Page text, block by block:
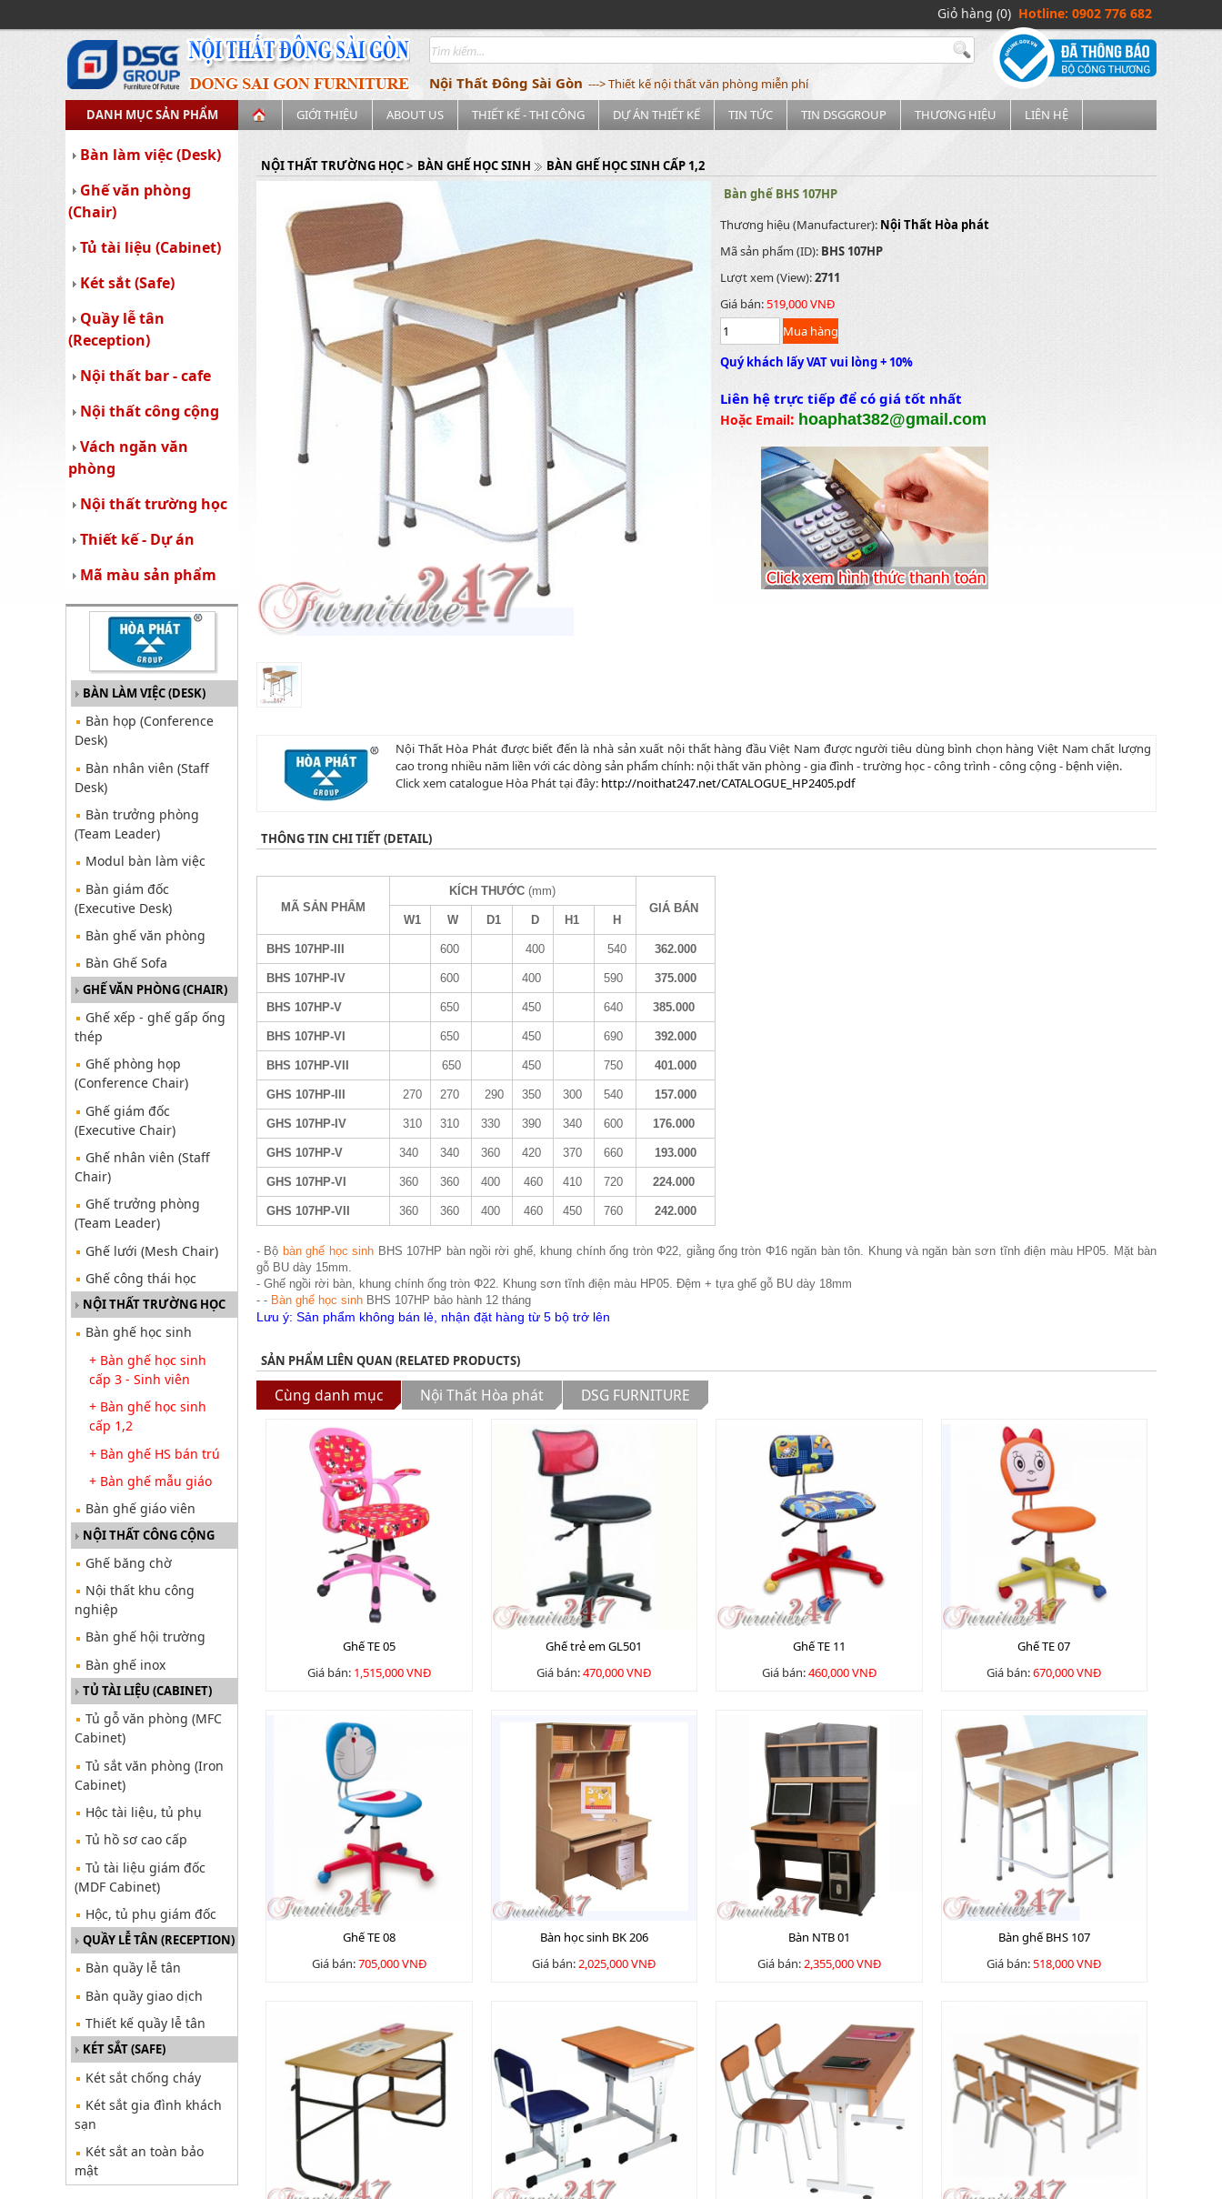
Giỏ hàng (0) Hotline: 0902 776 682
Nội Thất Đông Sài Gòn ---> Thiết kế nội thất văn phòng miễn phí
GIỚI THIỆU
ABOUT US THIẾT KẾ - THI CÔNG DỰ ÁN THIẾT KẾ TIN TỨC TIN DSGGROUP THƯƠNG HIỆU LIÊN HỆ
DANH MỤC SẢN PHẨM
Bàn làm việc (Desk)
Ghế văn phòng
(Chair)
Tủ tài liệu (Cabinet)
Két sắt (Safe)
Quầy lễ tân
(Reception)
Nội thất bar - cafe
Nội thất công cộng
Vách ngăn văn
phòng
Nội thất trường học
Thiết kế - Dự án
Mã màu sản phẩm
BÀN LÀM VIỆC (DESK)
Bàn họp (Conference
Desk)
Bàn nhân viên (Staff
Desk)
Bàn trưởng phòng
(Team Leader)
Modul bàn làm việc
Bàn giám đốc
(Executive Desk)
Bàn ghế văn phòng
Bàn Ghế Sofa
GHẾ VĂN PHÒNG (CHAIR)
Ghế xếp - ghế gấp ống
thép
Ghế phòng họp
(Conference Chair)
Ghế giám đốc
(Executive Chair)
Ghế nhân viên (Staff
Chair)
Ghế trưởng phòng
(Team Leader)
Ghế lưới (Mesh Chair)
Ghế công thái học
NỘI THẤT TRƯỜNG HỌC
Bàn ghế học sinh
+ Bàn ghế học sinh
cấp 3 - Sinh viên
+ Bàn ghế học sinh
cấp 1,2
+ Bàn ghế HS bán trú
+ Bàn ghế mẫu giáo
Bàn ghế giáo viên
NỘI THẤT CÔNG CỘNG
Ghế băng chờ
Nội thất khu công
nghiệp
Bàn ghế hội trường
Bàn ghế inox
TỦ TÀI LIỆU (CABINET)
Tủ gỗ văn phòng (MFC
Cabinet)
Tủ sắt văn phòng (Iron
Cabinet)
Hộc tài liệu, tủ phụ
Tủ hồ sơ cao cấp
Tủ tài liệu giám đốc
(MDF Cabinet)
Hộc, tủ phụ giám đốc
QUẦY LỄ TÂN (RECEPTION)
Bàn quầy lễ tân
Bàn quầy giao dịch
Thiết kế quầy lễ tân
KÉT SẮT (SAFE)
Két sắt chống cháy
Két sắt gia đình khách
sạn
Két sắt an toàn bảo
mật
NỘI THẤT TRƯỜNG HỌC> BÀN GHẾ HỌC SINH
BÀN GHẾ HỌC SINH CẤP 1,2
Bàn ghế BHS 107HP
Thương hiệu (Manufacturer): Nội Thất Hòa phát
Mã sản phẩm (ID): BHS 107HP
Lượt xem (View):2711
Giá bán:519,000 VNĐ
Quý khách lấy VAT vui lòng + 10%
Liên hệ trực tiếp để có giá tốt nhất
Hoặc Email: hoaphat382@gmail.com
Nội Thất Hòa Phát được biết đến là nhà sản xuất nội thất hàng đầu Việt Nam được người tiêu dùng bình chọn hàng Việt Nam chất lượng
cao trong nhiều năm liền với các dòng sản phẩm chính: nội thất văn phòng - gia đình - trường học - công trình - công cộng - bệnh viện.
Click xem catalogue Hòa Phát tại đây: http://noithat247.net/CATALOGUE_HP2405.pdf
THÔNG TIN CHI TIẾT (DETAIL)
MÃ SẢN PHẨM
KÍCH THƯỚC(mm)
GIÁ BÁN
W1
W D1 D H1 H
BHS 107HP-III 600 400 540 362.000
BHS 107HP-IV 600 400 590 375.000
BHS 107HP-V 650 450 640 385.000
BHS 107HP-VI 650 450 690 392.000
BHS 107HP-VII 650 450 750 401.000
GHS 107HP-III 270 270 290 350 300 540 157.000
GHS 107HP-IV 310 310 330 390 340 600 176.000
GHS 107HP-V 340 340 360 420 370 660 193.000
GHS 107HP-VI 360 360 400 460 410 720 224.000
GHS 107HP-VII 360 360 400 460 450 760 242.000
- Bộ bàn ghế học sinh BHS 107HP bàn ngồi rời ghế, khung chính ống tròn Φ22, giằng ống tròn Φ16 ngăn bàn tôn. Khung và ngăn bàn sơn tĩnh điện màu HP05. Mặt bàn
gỗ BU dày 15mm.
- Ghế ngồi rời bàn, khung chính ống tròn Φ22. Khung sơn tĩnh điện màu HP05. Đệm + tựa ghế gỗ BU dày 18mm
- - Bàn ghế học sinh BHS 107HP bảo hành 12 tháng
Lưu ý: Sản phẩm không bán lẻ, nhận đặt hàng từ 5 bộ trở lên
SẢN PHẨM LIÊN QUAN (RELATED PRODUCTS)
Cùng danh mục Nội Thất Hòa phát DSG FURNITURE
Ghế TE 05
Giá bán: 1,515,000 VNĐ
Ghế trẻ em GL501
Giá bán:470,000 VNĐ
Ghế TE 11
Giá bán:460,000 VNĐ
Ghế TE 07
Giá bán:670,000 VNĐ
Ghế TE 08
Giá bán:705,000 VNĐ
Bàn học sinh BK 206
Giá bán:2,025,000 VNĐ
Bàn NTB 01
Giá bán:2,355,000 VNĐ
Bàn ghế BHS 107
Giá bán:518,000 VNĐ